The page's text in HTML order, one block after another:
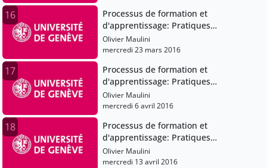
16
Processus de formation et
d'apprentissage: Pratiques
pédagogiques et institutions scolaires
Olivier Maulini
mercredi 23 mars 2016
17
Processus de formation et
d'apprentissage: Pratiques
pédagogiques et institutions scolaires
Olivier Maulini
mercredi 6 avril 2016
18
Processus de formation et
d'apprentissage: Pratiques
pédagogiques et institutions scolaires
Olivier Maulini
mercredi 13 avril 2016